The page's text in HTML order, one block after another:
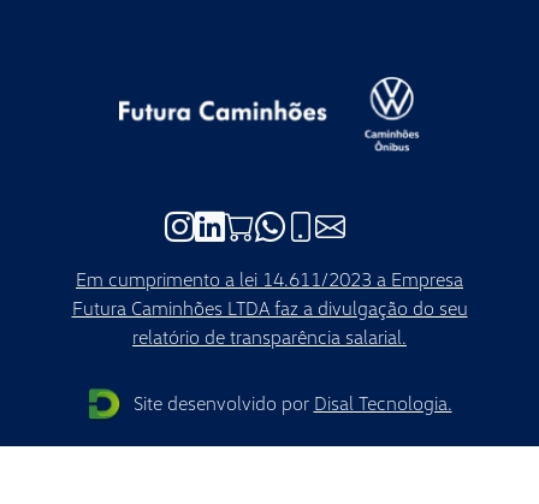
Link para Instagram
Link para Linkedin
Link para Loja de Peças
Whatsapp de contato da
Telefone de contato da
E-mail de contato da
Em cumprimento a lei 14.611/2023 a Empresa
Futura Caminhões LTDA faz a divulgação do seu
relatório de transparência salarial.
Site desenvolvido por Disal Tecnologia.